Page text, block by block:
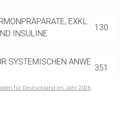
EXKL.
INSULINE
130
SYSTEMISCHEN ANWE
351
SYSTEMISCHEN
für Deutschland im Jahr 2026